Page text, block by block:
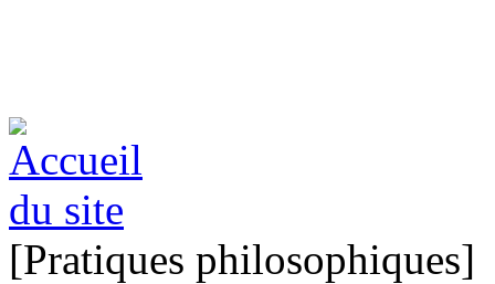
[Pratiques philosophiques]